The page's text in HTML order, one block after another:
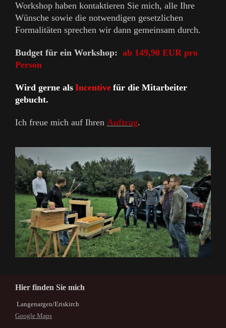
Workshop haben kontaktieren Sie mich, alle Ihre
Wünsche sowie die notwendigen gesetzlichen
Formalitäten sprechen wir dann gemeinsam durch.
Budget für ein Workshop: ab 149,90 EUR pro
Person
Wird gerne als Incentive für die Mitarbeiter
gebucht.
Ich freue mich auf Ihren Auftrag.
Hier finden Sie mich
Langenargen/Eriskirch
Google Maps